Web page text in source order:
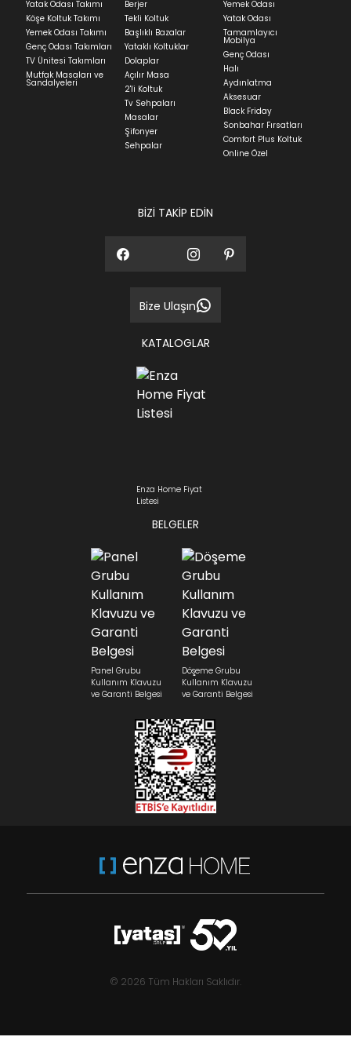
Yatak siparişlerinizin teslim süresi yaşadığınız şehre
ve ürünün stok durumuna göre ortalama 5-24 iş
günüdür.
Panel ve Döşeme grubu ürün siparişlerinizin teslim
süresi yaşadığınız şehre ve ürünün stok durumuna
göre ortalama 30-45 iş günüdür.
Siparişlerim bölümünden sürecinizi takip edebilirsiniz.
Sıkça Sorulan Sorularbölümünü ziyaret
Yatak Odası Takımı
Köşe Koltuk Takımı
Yemek Odası Takımı
Genç Odası Takımları
TV Ünitesi Takımları
Mutfak Masaları ve
Sandalyeleri
Berjer
Tekli Koltuk
Başlıklı Bazalar
Yataklı Koltuklar
Dolaplar
Açılır Masa
2'li Koltuk
Tv Sehpaları
Masalar
Şifonyer
Sehpalar
Yemek Odası
Yatak Odası
Tamamlayıcı
Mobilya
Genç Odası
Halı
Aydınlatma
Aksesuar
Black Friday
Sonbahar Fırsatları
Comfort Plus Koltuk
Online Özel
BİZİ TAKİP EDİN
Bize Ulaşın
KATALOGLAR
Enza Home Fiyat
Listesi
BELGELER
Panel Grubu
Kullanım Klavuzu
ve Garanti Belgesi
Döşeme Grubu
Kullanım Klavuzu
ve Garanti Belgesi
© 2026 Tüm Hakları Saklıdır.